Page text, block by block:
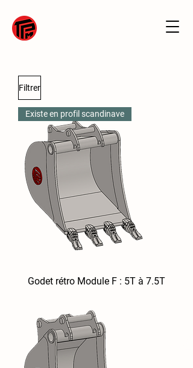
Filtrer
Existe en profil scandinave
Godet rétro Module F : 5T à 7.5T